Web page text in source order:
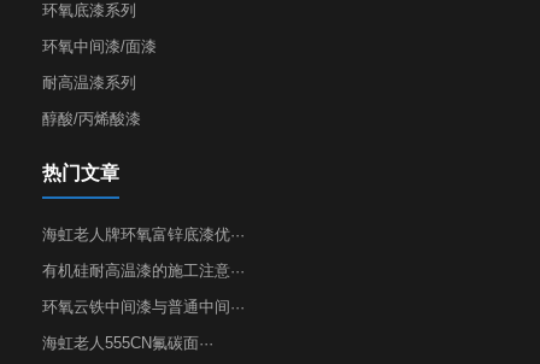
环氧底漆系列
环氧中间漆/面漆
耐高温漆系列
醇酸/丙烯酸漆
热门文章
海虹老人牌环氧富锌底漆优···
有机硅耐高温漆的施工注意···
环氧云铁中间漆与普通中间···
海虹老人555CN氟碳面···